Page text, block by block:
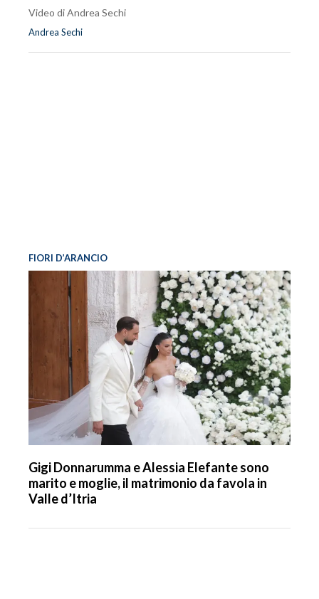
Video di Andrea Sechi
Andrea Sechi
FIORI D’ARANCIO
Gigi Donnarumma e Alessia Elefante sono
marito e moglie, il matrimonio da favola in
Valle d’Itria